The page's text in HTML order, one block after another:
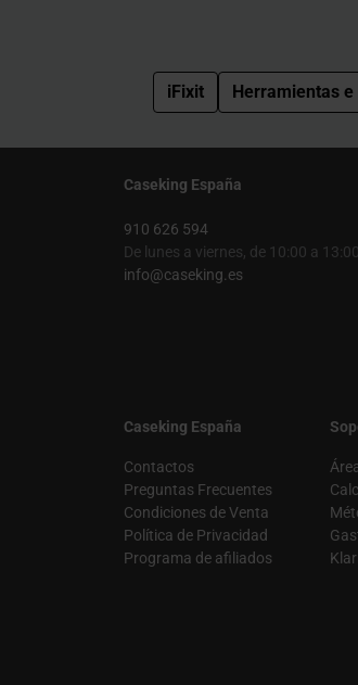
iFixit Herramientas e
Caseking España
910 626 594
De lunes a viernes, de 10:00 a
info@caseking.es
Caseking España
Contactos
Preguntas Frecuentes
Condiciones de Venta
Política de Privacidad
Programa de afiliados